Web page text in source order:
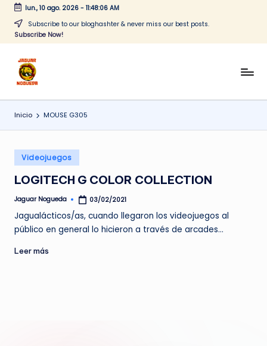
Saltar
lun., 10 ago. 2026- 11:48:06 AM
Subscribe to our bloghashter & never miss our best posts.
Subscribe Now!
J
a
g
a
r
N
o
g
u
CONTENIDO
Inicio MOUSE G305
Publicado
en
Videojuegos
LOGITECH G COLOR COLLECTION
Publicado
Jaguar Nogueda 03/02/2021
Jagualácticos/as, cuando llegaron los videojuegos al
público en general lo hicieron a través de arcades…
Leer más